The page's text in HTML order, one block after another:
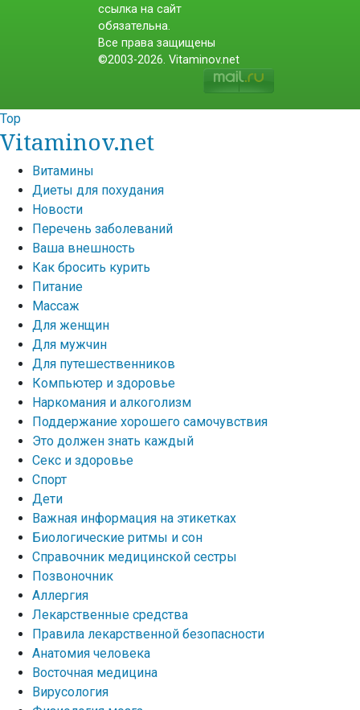
ссылка на сайт
обязательна.
Все права защищены
©2003-2026. Vitaminov.net
Top
Vitaminov.net
Витамины
Диеты для похудания
Новости
Перечень заболеваний
Ваша внешность
Как бросить курить
Питание
Массаж
Для женщин
Для мужчин
Для путешественников
Компьютер и здоровье
Наркомания и алкоголизм
Поддержание хорошего самочувствия
Это должен знать каждый
Секс и здоровье
Спорт
Дети
Важная информация на этикетках
Биологические ритмы и сон
Справочник медицинской сестры
Позвоночник
Аллергия
Лекарственные средства
Правила лекарственной безопасности
Aнатомия человека
Восточная медицина
Вирусология